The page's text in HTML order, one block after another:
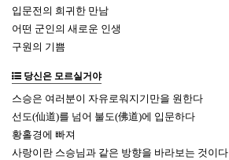
입문전의 희귀한 만남
어떤 군인의 새로운 인생
구원의 기쁨
당신은 모르실거야
스승은 여러분이 자유로워지기만을 원한다
선도(仙道)를 넘어 불도(佛道)에 입문하다
황홀경에 빠져
사랑이란 스승님과 같은 방향을 바라보는 것이다